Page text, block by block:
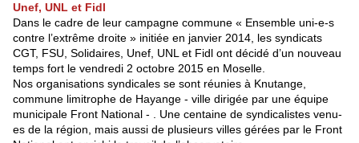
Unef, UNL et Fidl
Dans le cadre de leur campagne commune « Ensemble uni-e-s
contre l’extrême droite » initiée en janvier 2014, les syndicats
CGT, FSU, Solidaires, Unef, UNL et Fidl ont décidé d’un nouveau
temps fort le vendredi 2 octobre 2015 en Moselle.
Nos organisations syndicales se sont réunies à Knutange,
commune limitrophe de Hayange - ville dirigée par une équipe
municipale Front National - . Une centaine de syndicalistes venu-
es de la région, mais aussi de plusieurs villes gérées par le Front